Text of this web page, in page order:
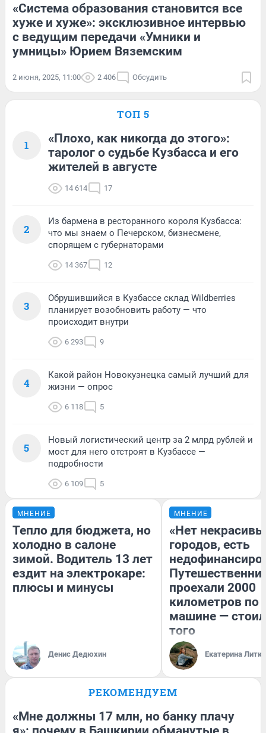
«Система образования становится все
хуже и хуже»: эксклюзивное интервью
с ведущим передачи «Умники и
умницы» Юрием Вяземским
2 июня, 2025, 11:00 2 406 Обсудить
ТОП 5
1
«Плохо, как никогда до этого»:
таролог о судьбе Кузбасса и его
жителей в августе
14 614 17
2
Из бармена в ресторанного короля Кузбасса:
что мы знаем о Печерском, бизнесмене,
спорящем с губернаторами
14 367 12
3
Обрушившийся в Кузбассе склад Wildberries
планирует возобновить работу — что
происходит внутри
6 293 9
4
Какой район Новокузнецка самый лучший для
жизни — опрос
6 118 5
5
Новый логистический центр за 2 млрд рублей и
мост для него отстроят в Кузбассе —
подробности
6 109 5
МНЕНИЕ
Тепло для бюджета, но
холодно в салоне
зимой. Водитель 13 лет
ездит на электрокаре:
плюсы и минусы
Денис Дедюхин
МНЕНИЕ
«Нет
городов, есть
проехали 2000
километров по
машине —
того
Екатерина
РЕКОМЕНДУЕМ
«Мне должны 17 млн, но банку плачу